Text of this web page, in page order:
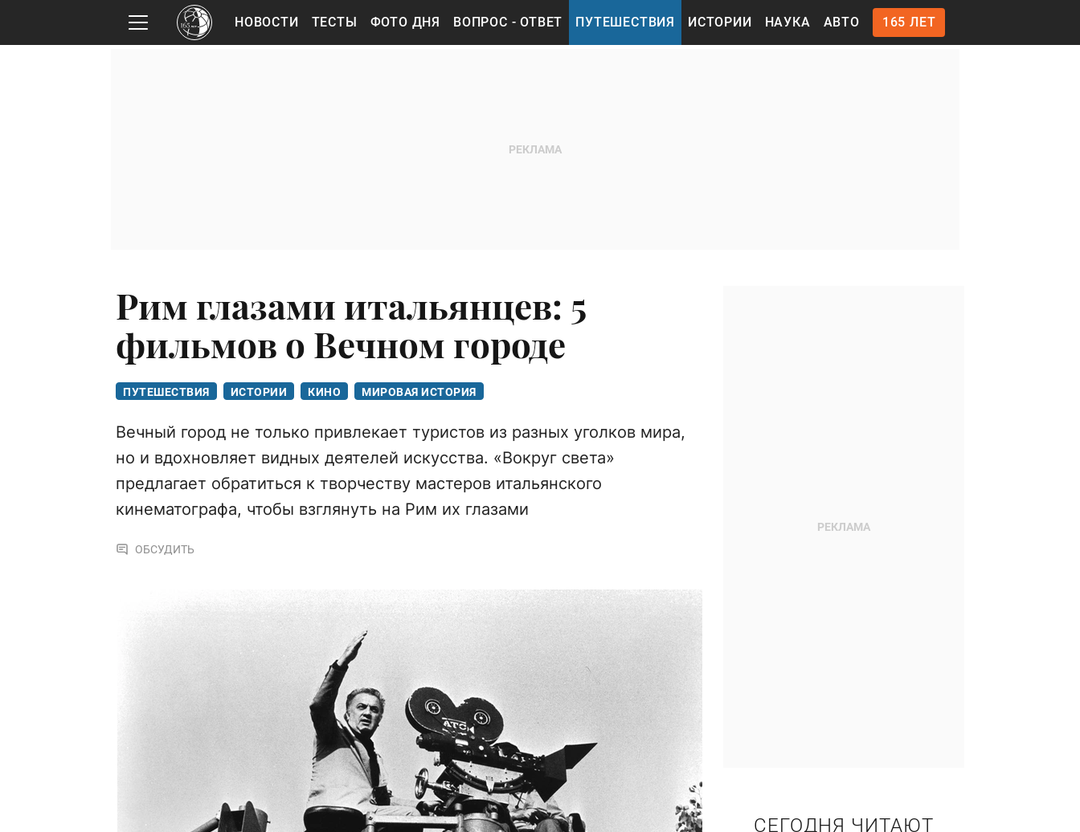
НОВОСТИ ТЕСТЫ ФОТО ДНЯ ВОПРОС - ОТВЕТ ПУТЕШЕСТВИЯ ИСТОРИИ НАУКА АВТО 165 ЛЕТ
Рим глазами итальянцев: 5
фильмов о Вечном городе
ПУТЕШЕСТВИЯ ИСТОРИИ КИНО МИРОВАЯ ИСТОРИЯ
Вечный город не только привлекает туристов из разных уголков мира,
но и вдохновляет видных деятелей искусства. «Вокруг света»
предлагает обратиться к творчеству мастеров итальянского
кинематографа, чтобы взглянуть на Рим их глазами
ОБСУДИТЬ
СЕГОДНЯ ЧИТАЮТ